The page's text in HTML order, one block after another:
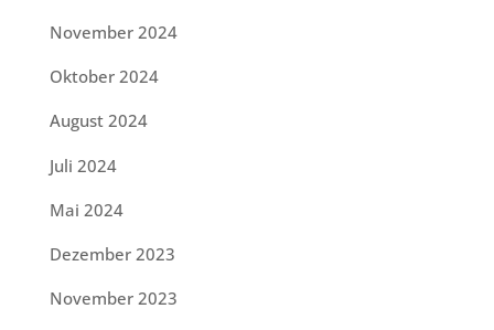
November 2024
Oktober 2024
August 2024
Juli 2024
Mai 2024
Dezember 2023
November 2023